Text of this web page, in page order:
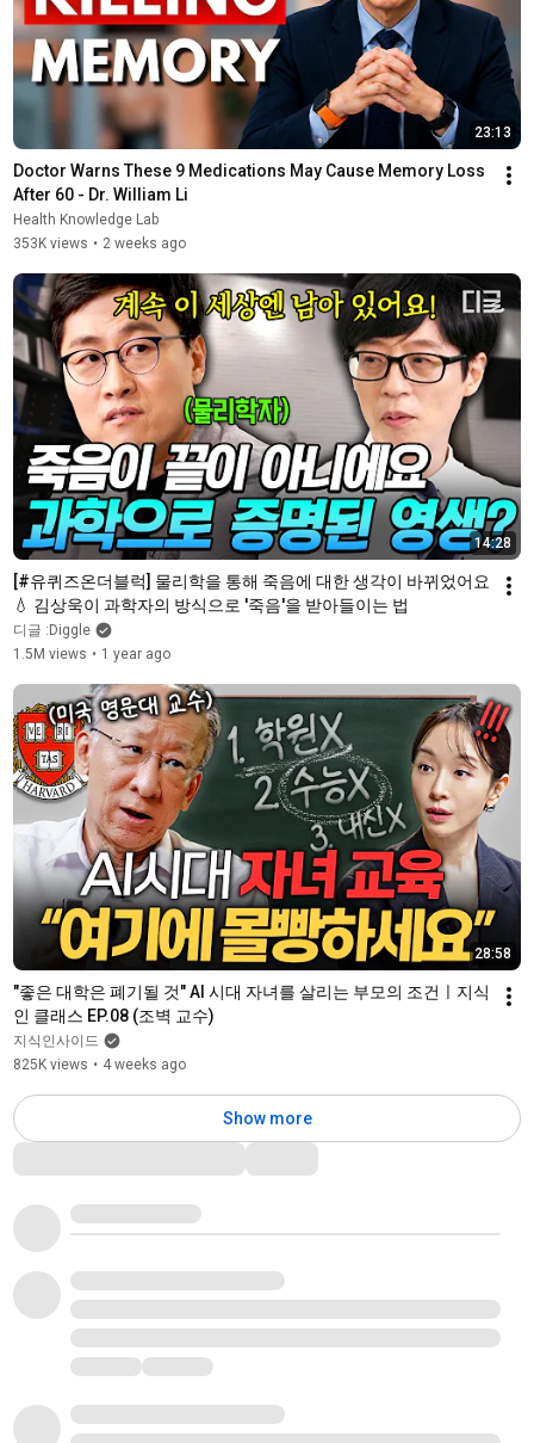
23:13
Doctor Warns These 9 Medications May Cause Memory Loss
After 60 - Dr. William Li
Health Knowledge Lab
353K views • 2 weeks ago
14:28
[#유퀴즈온더블럭] 물리학을 통해 죽음에 대한 생각이 바뀌었어요
💧 김상욱이 과학자의 방식으로 '죽음'을 받아들이는 법
디글 :Diggle
1.5M views • 1 year ago
28:58
"좋은 대학은 폐기될 것" AI 시대 자녀를 살리는 부모의 조건ㅣ지식
인 클래스 EP.08 (조벽 교수)
지식인사이드
825K views • 4 weeks ago
Show more